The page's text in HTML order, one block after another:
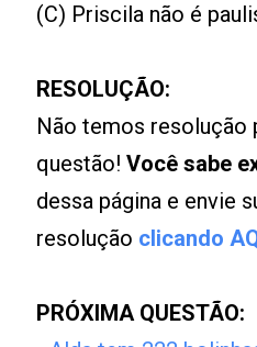
(C) Priscila não é
RESOLUÇÃO:
Não temos resolução
questão!Você sabe
dessa página e envie
resolução clicando
PRÓXIMA QUESTÃO: